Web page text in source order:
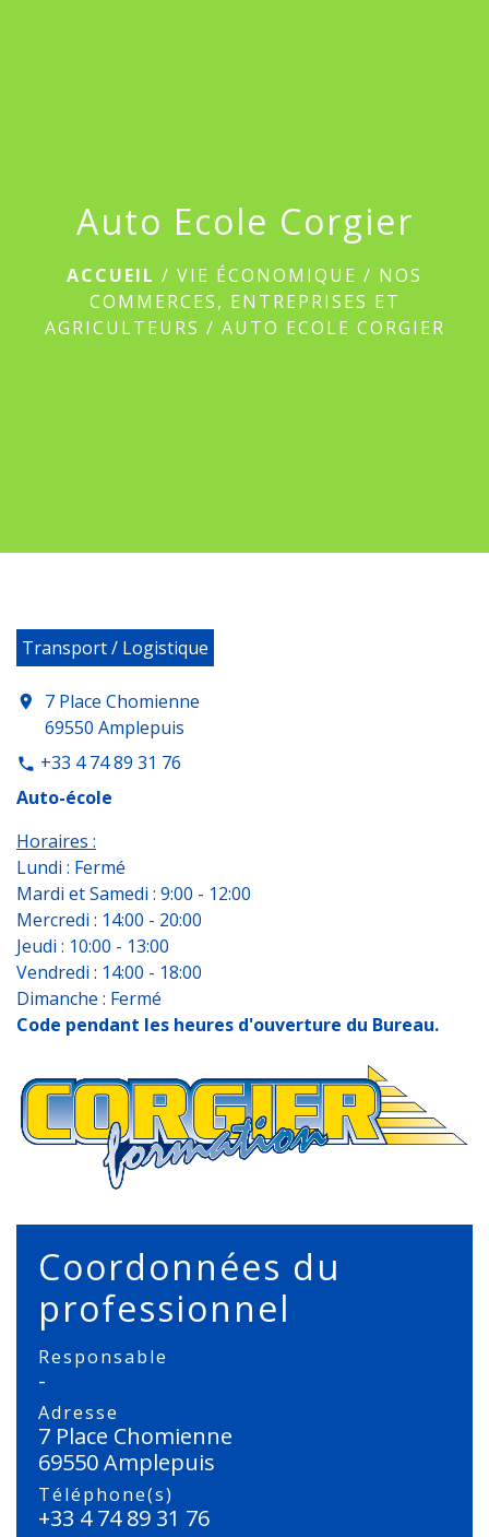
Auto Ecole Corgier
ACCUEIL / VIE ÉCONOMIQUE / NOS
COMMERCES, ENTREPRISES ET
AGRICULTEURS / AUTO ECOLE CORGIER
Transport / Logistique
location_on
7 Place Chomienne
69550 Amplepuis
phone +33 4 74 89 31 76
Auto-école
Horaires :
Lundi : Fermé
Mardi et Samedi : 9:00 - 12:00
Mercredi : 14:00 - 20:00
Jeudi : 10:00 - 13:00
Vendredi : 14:00 - 18:00
Dimanche : Fermé
Code pendant les heures d'ouverture du Bureau.
Coordonnées du
professionnel
Responsable
-
Adresse
7 Place Chomienne
69550 Amplepuis
Téléphone(s)
+33 4 74 89 31 76